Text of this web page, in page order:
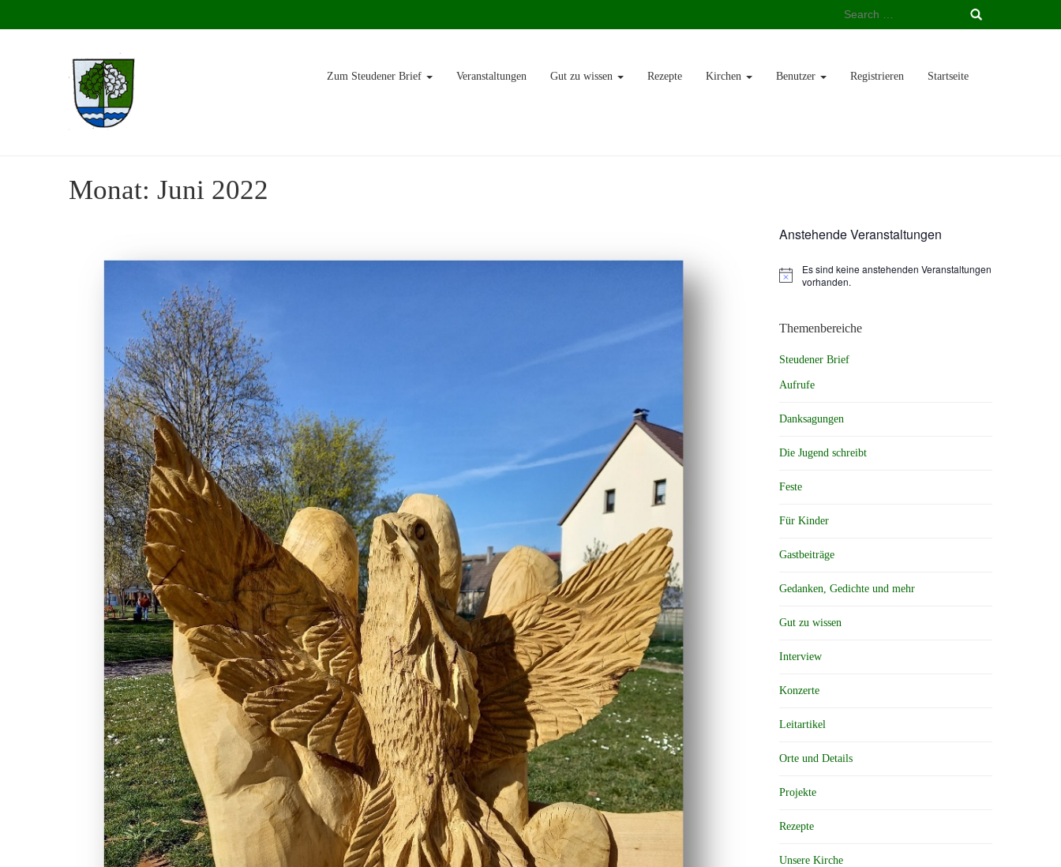
Search
Zum Steudener Brief Veranstaltungen Gut zu wissen Rezepte Kirchen Benutzer Registrieren Startseite
Monat: Juni 2022
Anstehende Veranstaltungen
Es sind keine anstehenden Veranstaltungen
vorhanden.
Themenbereiche
Steudener Brief
Aufrufe
Danksagungen
Die Jugend schreibt
Feste
Für Kinder
Gastbeiträge
Gedanken, Gedichte und mehr
Gut zu wissen
Interview
Konzerte
Leitartikel
Orte und Details
Projekte
Rezepte
Unsere Kirche